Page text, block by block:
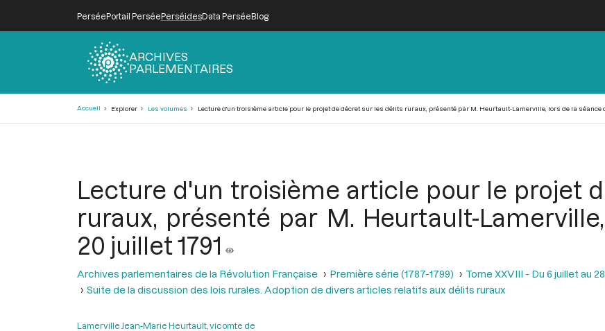
PerséePortail PerséePerséidesData PerséeBlog
ARCHIVES
PARLEMENTAIRES
Accueil Explorer Les volumes Lecture d'un troisième article pour le projet de décret sur les délits ruraux, présenté par M. Heurtault-Lamerville, lors de la séance
Lecture d'un troisième article pour le projet
ruraux, présenté par M. Heurtault-
20 juillet 1791
Archives parlementaires de la Révolution Française Première série (1787-1799) Tome XXVIII - Du 6 juillet au 28
Suite de la discussion des lois rurales. Adoption de divers articles relatifs aux délits ruraux
Lamerville Jean-Marie Heurtault, vicomte de